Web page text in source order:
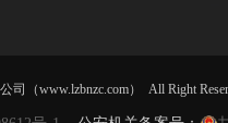
（www.lzbnzc.com） All Right